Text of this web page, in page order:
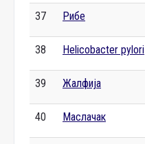
37 Рибе
38 Helicobacter pylori
39 Жалфија
40 Маслачак